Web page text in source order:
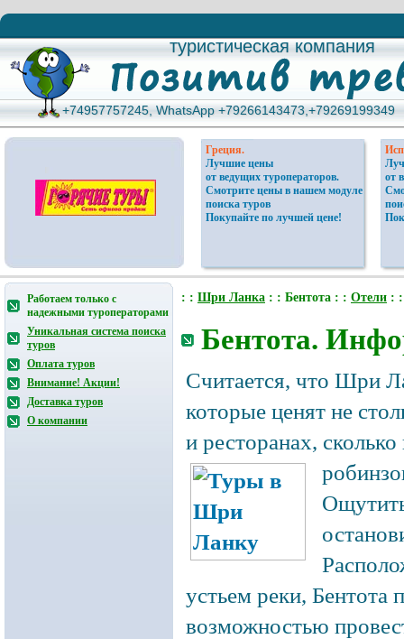
туристическая компания
туристическая компания
+74957757245, WhatsApp +79266143473,+79269199349
+74957757245, WhatsApp +79266143473,+79269199349
Греция.
Лучшие цены
от ведущих туроператоров.
Смотрите цены в нашем модуле
поиска туров
Покупайте по лучшей цене!
от
Работаем только с
надежными туроператорами
Уникальная система поиска
туров
Оплата туров
Внимание! Акции!
Доставка туров
О компании
: : Шри Ланка : : Бентота : : Отели :
Бентота.
Считается, что Шри
которые ценят не
и ресторанах,
устьем реки, Бентота
возможностью